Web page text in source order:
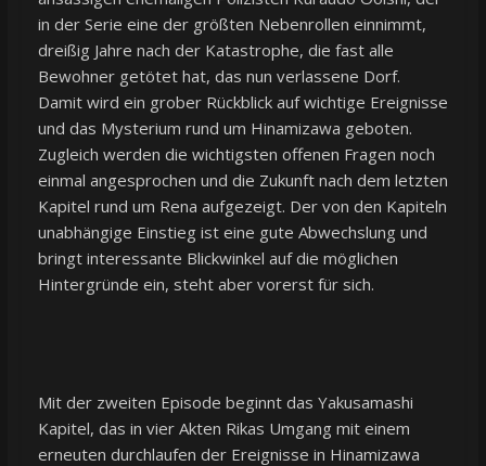
in der Serie eine der größten Nebenrollen einnimmt,
dreißig Jahre nach der Katastrophe, die fast alle
Bewohner getötet hat, das nun verlassene Dorf.
Damit wird ein grober Rückblick auf wichtige Ereignisse
und das Mysterium rund um Hinamizawa geboten.
Zugleich werden die wichtigsten offenen Fragen noch
einmal angesprochen und die Zukunft nach dem letzten
Kapitel rund um Rena aufgezeigt. Der von den Kapiteln
unabhängige Einstieg ist eine gute Abwechslung und
bringt interessante Blickwinkel auf die möglichen
Hintergründe ein, steht aber vorerst für sich.
Mit der zweiten Episode beginnt das Yakusamashi
Kapitel, das in vier Akten Rikas Umgang mit einem
erneuten durchlaufen der Ereignisse in Hinamizawa